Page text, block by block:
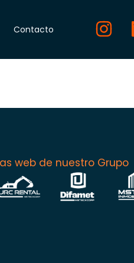
Contacto
web de nuestro Grupo